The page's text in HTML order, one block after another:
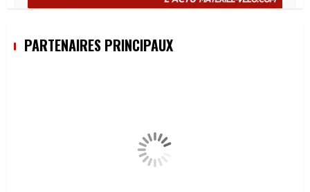
PARTENAIRES PRINCIPAUX